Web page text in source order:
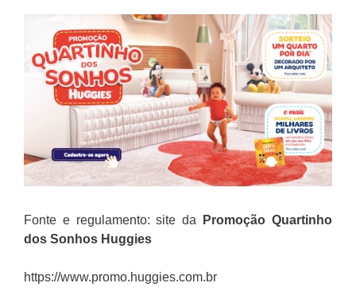
Fonte e regulamento: site da PromoçãoQuartinho
dos Sonhos Huggies
https://www.promo.huggies.com.br